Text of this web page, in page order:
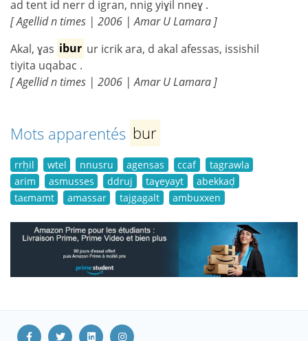
ad tent id nerr d igran, nnig yiɣil nneɣ .
[ Agellid n times | 2006 | Amar U Lamara ]
Akal, ɣas ibur ur icrik ara, d akal afessas, issishil
tiyita uqabac .
[ Agellid n times | 2006 | Amar U Lamara ]
Mots apparentés bur
rrḥil wtel nnusru agensas ccaf
tagrawla
arim
asmusses ddruj taɣeyayt
abekkaḍ
taɛmamt
amassar tajgagalt ambuxxen